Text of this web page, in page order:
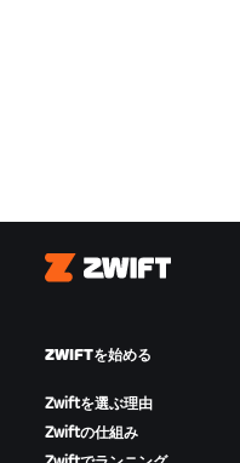
Zwift
ZWIFTを始める
Zwiftを選ぶ理由
Zwiftの仕組み